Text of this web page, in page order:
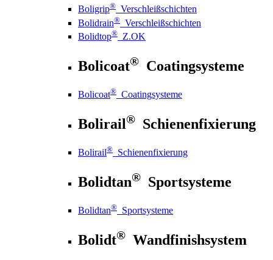
Boligrip® Verschleißschichten
Bolidrain® Verschleißschichten
Bolidtop® Z.OK
Bolicoat® Coatingsysteme
Bolicoat® Coatingsysteme
Bolirail® Schienenfixierung
Bolirail® Schienenfixierung
Bolidtan® Sportsysteme
Bolidtan® Sportsysteme
Bolidt® Wandfinishsystem